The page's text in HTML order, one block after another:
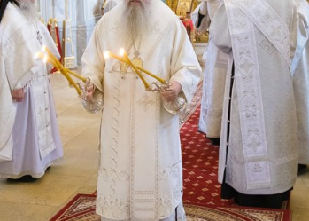
апреля по 9 мая